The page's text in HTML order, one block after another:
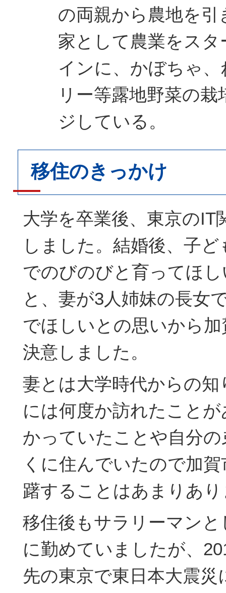
の両親から農地を引
家として農業をス
インに、かぼちゃ
リー等露地野菜の
ジしている。
移住のきっかけ
大学を卒業後、東京のIT
しました。結婚後、子
でのびのびと育ってほ
と、妻が3人姉妹の長女
でほしいとの思いから
決意しました。
妻とは大学時代からの知
には何度か訪れたこと
かっていたことや自分
くに住んでいたので加
躇することはあまりあ
移住後もサラリーマン
に勤めていましたが、
先の東京で東日本大震災